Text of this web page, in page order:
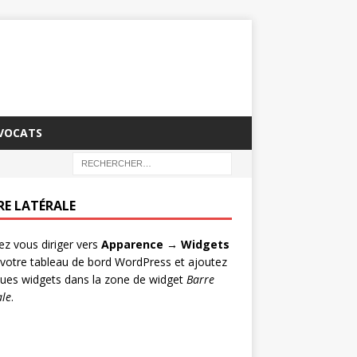
LATÉRALE
vous diriger vers Apparence → Widgets
tableau de bord WordPress et ajoutez
widgets dans la zone de widget Barre
.